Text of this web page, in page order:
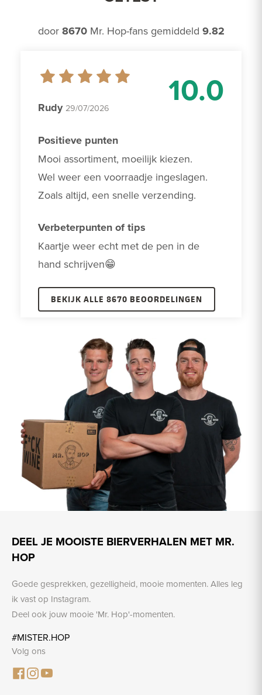
door 8670Mr. Hop-fans gemiddeld 9.82
10.0
Rudy 29/07/2026
Positieve punten
Mooi assortiment, moeilijk kiezen.
Wel weer een voorraadje ingeslagen.
Zoals altijd, een snelle verzending.
Verbeterpunten of tips
Kaartje weer echt met de pen in de
hand schrijven😁
BEKIJK ALLE 8670 BEOORDELINGEN
DEEL JE MOOISTE BIERVERHALEN MET MR.
HOP
Goede gesprekken, gezelligheid, mooie momenten. Alles leg
ik vast op Instagram.
Deel ook jouw mooie 'Mr. Hop'-momenten.
#MISTER.HOP
Volg ons